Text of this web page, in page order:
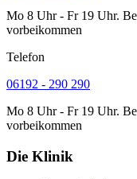
Mo 8 Uhr - Fr 19 Uhr.
vorbeikommen
Telefon
06192 - 290 290
Mo 8 Uhr - Fr 19 Uhr.
vorbeikommen
Die Klinik